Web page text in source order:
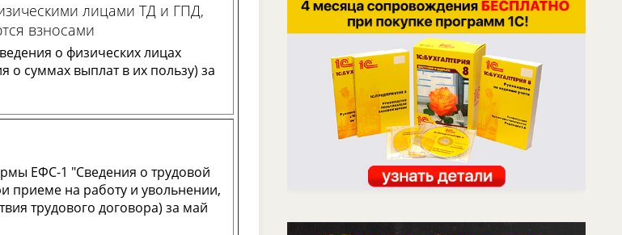
лицами ТД и ГПД,
взносами
о физических лицах
о суммах выплат в их пользу) за
ЕФС-1 "Сведения о трудовой
приеме на работу и увольнении,
трудового договора) за май